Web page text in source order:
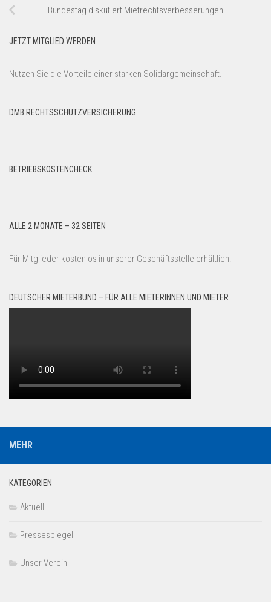
Bundestag diskutiert Mietrechtsverbesserungen
JETZT MITGLIED WERDEN
Nutzen Sie die Vorteile einer starken Solidargemeinschaft.
DMB RECHTSSCHUTZVERSICHERUNG
BETRIEBSKOSTENCHECK
ALLE 2 MONATE – 32 SEITEN
Für Mitglieder kostenlos in unserer Geschäftsstelle erhältlich.
DEUTSCHER MIETERBUND – FÜR ALLE MIETERINNEN UND MIETER
MEHR
KATEGORIEN
Aktuell
Pressespiegel
Unser Verein